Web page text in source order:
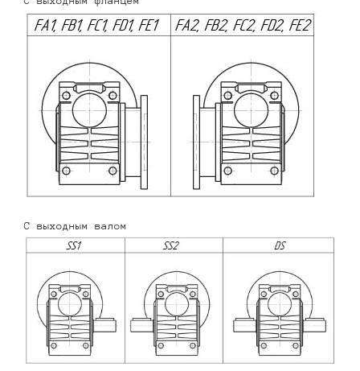
С выходным валом